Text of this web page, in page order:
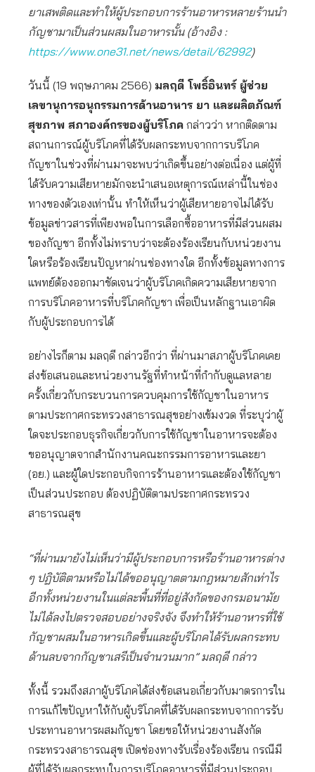
ยาเสพติดและทำให้ผู้ประกอบการร้านอาหารหลายร้านนำ
กัญชามาเป็นส่วนผสมในอาหารนั้น (อ้างอิง :
https://www.one31.net/news/detail/62992)
วันนี้ (19 พฤษภาคม 2566) มลฤดี โพธิ์อินทร์ ผู้ช่วย
เลขานุการอนุกรรมการด้านอาหาร ยา และผลิตภัณฑ์
สุขภาพ สภาองค์กรของผู้บริโภค กล่าวว่า หากติดตาม
สถานการณ์ผู้บริโภคที่ได้รับผลกระทบจากการบริโภค
กัญชาในช่วงที่ผ่านมาจะพบว่าเกิดขึ้นอย่างต่อเนื่อง แต่ผู้ที่
ได้รับความเสียหายมักจะนำเสนอเหตุการณ์เหล่านี้ในช่อง
ทางของตัวเองเท่านั้น ทำให้เห็นว่าผู้เสียหายอาจไม่ได้รับ
ข้อมูลข่าวสารที่เพียงพอในการเลือกซื้ออาหารที่มีส่วนผสม
ของกัญชา อีกทั้งไม่ทราบว่าจะต้องร้องเรียนกับหน่วยงาน
ใดหรือร้องเรียนปัญหาผ่านช่องทางใด อีกทั้งข้อมูลทางการ
แพทย์ต้องออกมาชัดเจนว่าผู้บริโภคเกิดความเสียหายจาก
การบริโภคอาหารที่บริโภคกัญชา เพื่อเป็นหลักฐานเอาผิด
กับผู้ประกอบการได้
อย่างไรก็ตาม มลฤดี กล่าวอีกว่า ที่ผ่านมาสภาผู้บริโภคเคย
ส่งข้อเสนอและหน่วยงานรัฐที่ทำหน้าที่กำกับดูแลหลาย
ครั้งเกี่ยวกับกระบวนการควบคุมการใช้กัญชาในอาหาร
ตามประกาศกระทรวงสาธารณสุขอย่างเข้มงวด ที่ระบุว่าผู้
ใดจะประกอบธุรกิจเกี่ยวกับการใช้กัญชาในอาหารจะต้อง
ขออนุญาตจากสำนักงานคณะกรรมการอาหารและยา
(อย.) และผู้ใดประกอบกิจการร้านอาหารและต้องใช้กัญชา
เป็นส่วนประกอบ ต้องปฏิบัติตามประกาศกระทรวง
สาธารณสุข
“ที่ผ่านมายังไม่เห็นว่ามีผู้ประกอบการหรือร้านอาหารต่าง
ๆ ปฏิบัติตามหรือไม่ได้ขออนุญาตตามกฎหมายสักเท่าไร
อีกทั้งหน่วยงานในแต่ละพื้นที่ที่อยู่สังกัดของกรมอนามัย
ไม่ได้ลงไปตรวจสอบอย่างจริงจัง จึงทำให้ร้านอาหารที่ใช้
กัญชาผสมในอาหารเกิดขึ้นและผู้บริโภคได้รับผลกระทบ
ด้านลบจากกัญชาเสรีเป็นจำนวนมาก” มลฤดี กล่าว
​ทั้งนี้ รวมถึงสภาผู้บริโภคได้ส่งข้อเสนอเกี่ยวกับมาตรการใน
การแก้ไขปัญหาให้กับผู้บริโภคที่ได้รับผลกระทบจากการรับ
ประทานอาหารผสมกัญชา โดยขอให้หน่วยงานสังกัด
กระทรวงสาธารณสุข เปิดช่องทางรับเรื่องร้องเรียน กรณีมี
ผู้ที่ได้รับผลกระทบในการบริโภคอาหารที่มีส่วนประกอบ